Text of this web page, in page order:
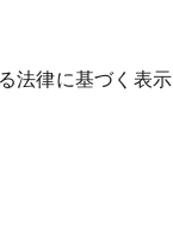
法律に基づく表示